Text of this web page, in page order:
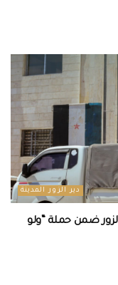
دير الزور المدينة
الزور ضمن حملة “ولو